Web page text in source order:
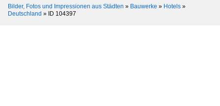
Bilder, Fotos und Impressionen aus Städten » Bauwerke » Hotels »
Deutschland » ID 104397